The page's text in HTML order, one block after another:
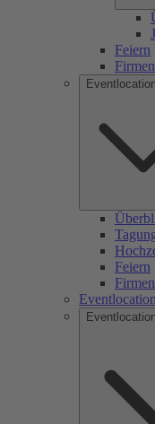
Feiern
Firmen
Feiern
Firmen